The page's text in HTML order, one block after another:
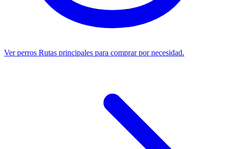
Ver perros Rutas principales para comprar por necesidad.